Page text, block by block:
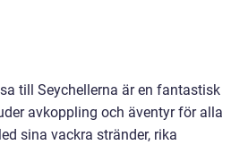
till Seychellerna är en fantastisk
avkoppling och äventyr för alla
sina vackra stränder, rika